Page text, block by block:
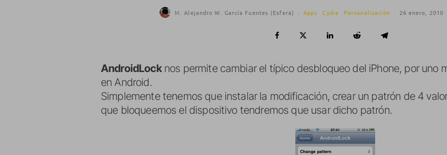
M. Alejandro W. García Fuentes (Esfera) · Apps Cydia Personalización · 26 enero, 2010
AndroidLocknos permite cambiar el típico desbloqueo del iPhone, por uno
en Android.
Simplemente tenemos que instalar la modificación, crear un patrón de 4
que bloqueemos el dispositivo tendremos que usar dicho patrón.